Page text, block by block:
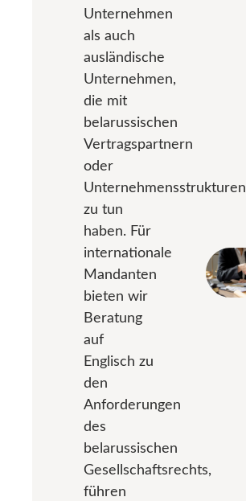
Unternehmen
als auch
ausländische
Unternehmen,
die mit
belarussischen
Vertragspartnern
oder
Unternehmensstrukturen
zu tun
haben. Für
internationale
Mandanten
bieten wir
Beratung
auf
Englisch zu
den
Anforderungen
des
belarussischen
Gesellschaftsrechts,
führen